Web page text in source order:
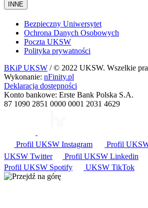
INNE
Bezpieczny Uniwersytet
Ochrona Danych Osobowych
Poczta UKSW
Polityka prywatności
BKiP UKSW / © 2022 UKSW. Wszelkie
Wykonanie: nFinity.pl
Deklaracja dostępności
Konto bankowe: Erste Bank Polska S.A.
87 1090 2851 0000 0001 2031 4629
Profil UKSW Instagram Profil
UKSW Twitter Profil UKSW Linkedin
Profil UKSW Spotify UKSW TikTok